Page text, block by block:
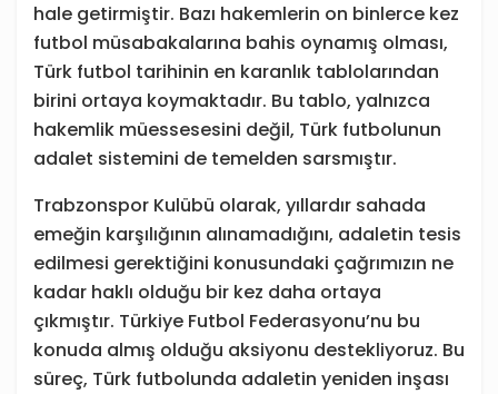
hale getirmiştir. Bazı hakemlerin on binlerce kez
futbol müsabakalarına bahis oynamış olması,
Türk futbol tarihinin en karanlık tablolarından
birini ortaya koymaktadır. Bu tablo, yalnızca
hakemlik müessesesini değil, Türk futbolunun
adalet sistemini de temelden sarsmıştır.
Trabzonspor Kulübü olarak, yıllardır sahada
emeğin karşılığının alınamadığını, adaletin tesis
edilmesi gerektiğini konusundaki çağrımızın ne
kadar haklı olduğu bir kez daha ortaya
çıkmıştır. Türkiye Futbol Federasyonu’nu bu
konuda almış olduğu aksiyonu destekliyoruz. Bu
süreç, Türk futbolunda adaletin yeniden inşası